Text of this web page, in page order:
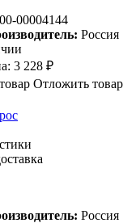
00-00004144
Россия
3 228 ₽
Отложить товар
Россия